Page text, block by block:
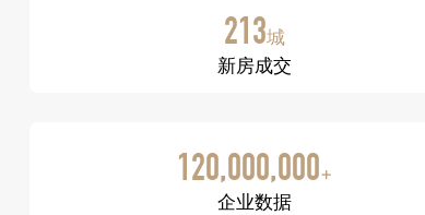
213城
新房成交
120,000,000+
企业数据